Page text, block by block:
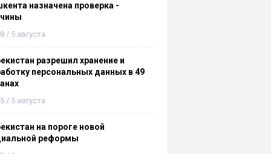
назначена проверка -
/ 5 августа
разрешил хранение и
персональных данных в 49
/ 5 августа
на пороге новой
реформы